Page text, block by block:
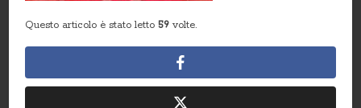
Questo articolo è stato letto 59 volte.